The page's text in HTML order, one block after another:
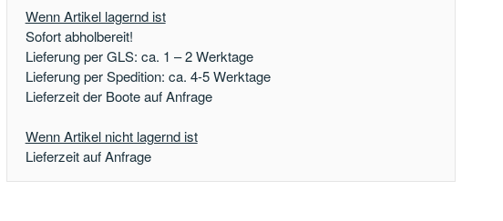
Wenn Artikel lagernd ist
Sofort abholbereit!
Lieferung per GLS: ca. 1 – 2 Werktage
Lieferung per Spedition: ca. 4-5 Werktage
Lieferzeit der Boote auf Anfrage
Wenn Artikel nicht lagernd ist
Lieferzeit auf Anfrage